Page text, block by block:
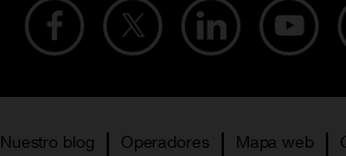
Nuestro blog Operadores Mapa web